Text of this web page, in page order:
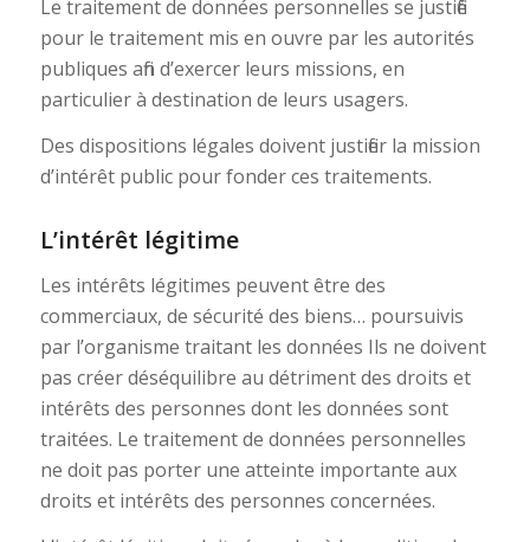
Le traitement de données personnelles se justifié
pour le traitement mis en ouvre par les autorités
publiques afin d’exercer leurs missions, en
particulier à destination de leurs usagers.
Des dispositions légales doivent justifier la mission
d’intérêt public pour fonder ces traitements.
L’intérêt légitime
Les intérêts légitimes peuvent être des
commerciaux, de sécurité des biens… poursuivis
par l’organisme traitant les données Ils ne doivent
pas créer déséquilibre au détriment des droits et
intérêts des personnes dont les données sont
traitées. Le traitement de données personnelles
ne doit pas porter une atteinte importante aux
droits et intérêts des personnes concernées.